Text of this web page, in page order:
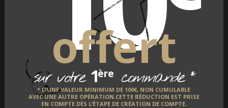
offert
sur votre 1ère commande*
* D’UNE VALEUR MINIMUM DE 100€, NON CUMULABLE
AVEC UNE AUTRE OPÉRATION.CETTE RÉDUCTION EST PRISE
EN COMPTE DÈS L’ÉTAPE DE CRÉATION DE COMPTE.
PAIEMENT SÉCURISÉ
LIVRAISON À L'INTERNATIONAL